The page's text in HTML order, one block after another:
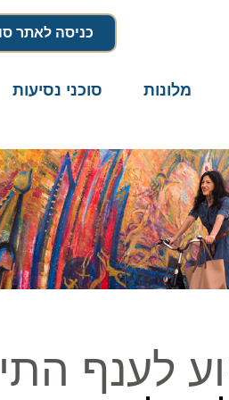
כניסה לאתר
מלונות סוכני נסיעות
לענף